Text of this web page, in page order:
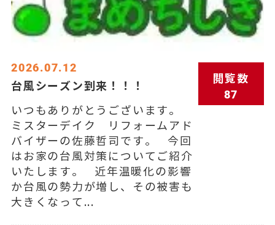
2026.07.12
台風シーズン到来！！！
いつもありがとうございます。
ミスターデイク リフォームアド
バイザーの佐藤哲司です。 今回
はお家の台風対策についてご紹介
いたします。 近年温暖化の影響
か台風の勢力が増し、その被害も
大きくなって...
閲覧数
87